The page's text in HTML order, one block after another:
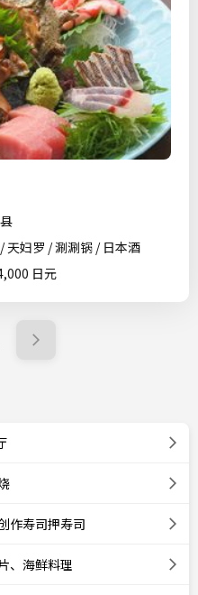
天妇罗 / 涮涮锅 / 日本酒
日元
作寿司押寿司
、海鲜料理